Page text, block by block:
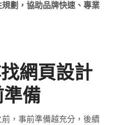
劃，協助品牌快速、專業
網頁設計
備
，事前準備越充分，後續